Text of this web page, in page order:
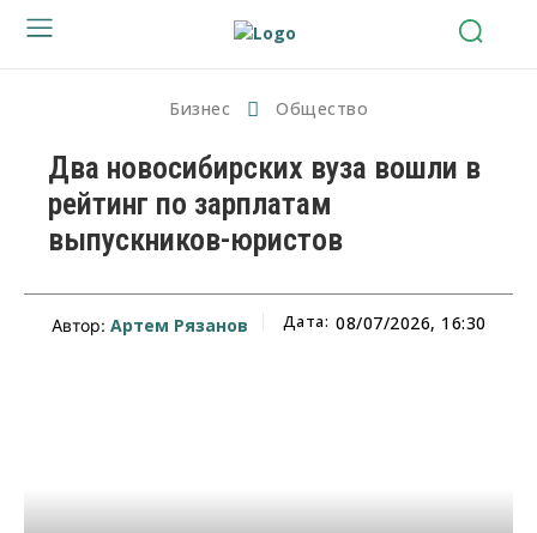
Бизнес Общество
Два новосибирских вуза вошли в
рейтинг по зарплатам
выпускников-юристов
Автор: Артем Рязанов Дата: 08/07/2026, 16:30